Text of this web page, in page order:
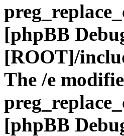
[phpBB
[ROOT]/
The /e
[phpBB